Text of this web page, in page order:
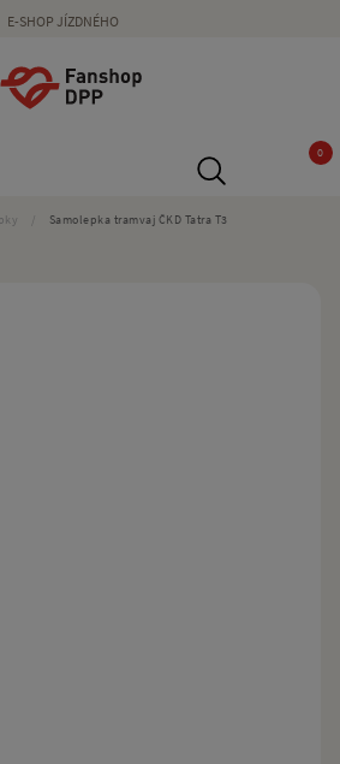
E-SHOP JÍZDNÉHO
0
Samolepka tramvaj ČKD Tatra T3